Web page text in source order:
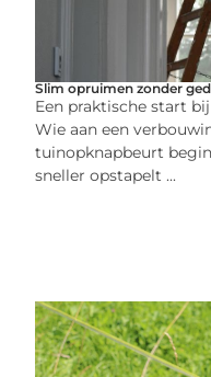
Slim opruimen zonder
Een praktische start
Wie aan een
tuinopknapbeurt
sneller opstapelt ...